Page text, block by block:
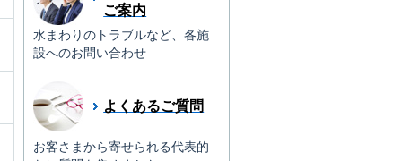
ご案内
水まわりのトラブルなど、各施
設へのお問い合わせ
よくあるご質問
お客さまから寄せられる代表的